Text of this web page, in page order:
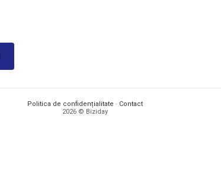
Politica de confidențialitate · Contact
2026 © Biziday